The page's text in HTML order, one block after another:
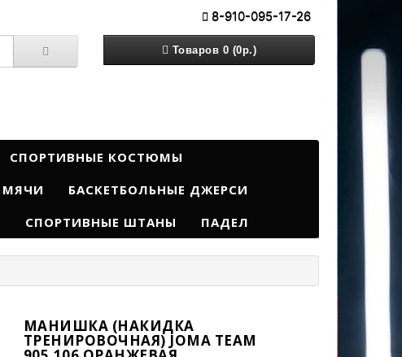
8-910-095-17-26
Товаров 0 (0р.)
СПОРТИВНЫЕ КОСТЮМЫ
МЯЧИ
БАСКЕТБОЛЬНЫЕ ДЖЕРСИ
СПОРТИВНЫЕ ШТАНЫ ПАДЕЛ
МАНИШКА (НАКИДКА
ТРЕНИРОВОЧНАЯ) JOMA TEAM